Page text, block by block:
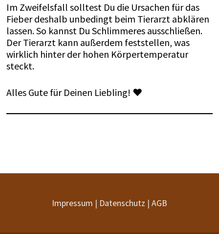
Im Zweifelsfall solltest Du die Ursachen für das
Fieber deshalb unbedingt beim Tierarzt abklären
lassen. So kannst Du Schlimmeres ausschließen.
Der Tierarzt kann außerdem feststellen, was
wirklich hinter der hohen Körpertemperatur
steckt.
Alles Gute für Deinen Liebling! ♥
Impressum | Datenschutz | AGB